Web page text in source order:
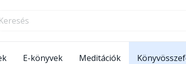
E-könyvek Meditációk